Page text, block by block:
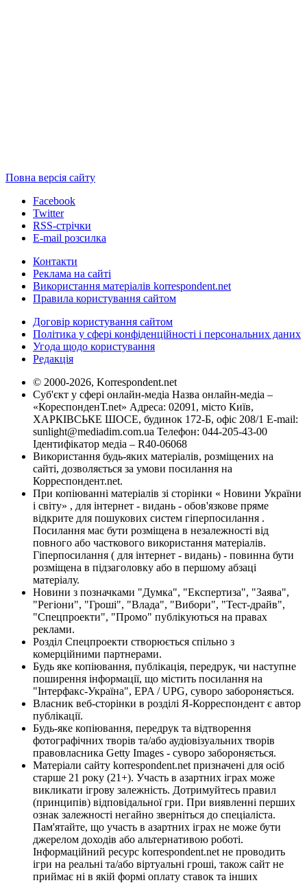
Повна версія сайту
Facebook
Twitter
RSS-стрічки
E-mail розсилка
Контакти
Реклама на сайті
Використання матеріалів korrespondent.net
Правила користування сайтом
Договір користування сайтом
Політика у сфері конфіденційності і персональних даних
Угода щодо користування
Редакція
© 2000-2026, Korrespondent.net
Суб'єкт у сфері онлайн-медіа Назва онлайн-медіа –
«КореспонденТ.net» Адреса: 02091, місто Київ,
ХАРКІВСЬКЕ ШОСЕ, будинок 172-Б, офіс 208/1 E-mail:
sunlight@mediadim.com.ua Телефон: 044-205-43-00
Ідентифікатор медіа – R40-06068
Використання будь-яких матеріалів, розміщених на
сайті, дозволяється за умови посилання на
Корреспондент.net.
При копіюванні матеріалів зі сторінки « Новини України
і світу» , для інтернет - видань - обов'язкове пряме
відкрите для пошукових систем гіперпосилання .
Посилання має бути розміщена в незалежності від
повного або часткового використання матеріалів.
Гіперпосилання ( для інтернет - видань) - повинна бути
розміщена в підзаголовку або в першому абзаці
матеріалу.
Новини з позначками "Думка", "Експертиза", "Заява",
"Регіони", "Гроші", "Влада", "Вибори", "Тест-драйв",
"Спецпроекти", "Промо" публікуються на правах
реклами.
Розділ Спецпроекти створюється спільно з
комерційними партнерами.
Будь яке копіювання, публікація, передрук, чи наступне
поширення інформації, що містить посилання на
"Інтерфакс-Україна", EPA / UPG, суворо забороняється.
Власник веб-сторінки в розділі Я-Корреспондент є автор
публікації.
Будь-яке копіювання, передрук та відтворення
фотографічних творів та/або аудіовізуальних творів
правовласника Getty Images - суворо забороняється.
Матеріали сайту korrespondent.net призначені для осіб
старше 21 року (21+). Участь в азартних іграх може
викликати ігрову залежність. Дотримуйтесь правил
(принципів) відповідальної гри. При виявленні перших
ознак залежності негайно зверніться до спеціаліста.
Пам'ятайте, що участь в азартних іграх не може бути
джерелом доходів або альтернативою роботі.
Інформаційний ресурс korrespondent.net не проводить
ігри на реальні та/або віртуальні гроші, також сайт не
приймає ні в якій формі оплату ставок та інших